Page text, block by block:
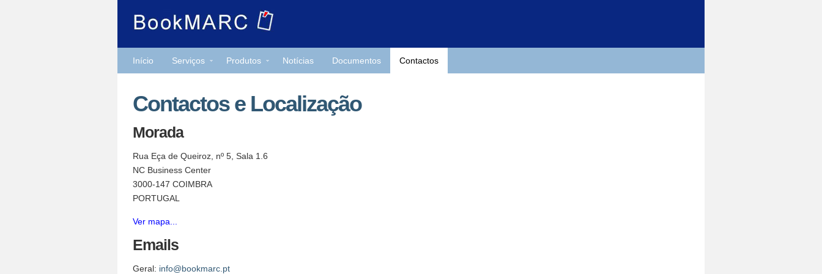
Início Serviços Produtos Notícias Documentos Contactos
Contactose Localização
Morada
Rua Eça de Queiroz, nº 5, Sala 1.6
NC Business Center
3000-147 COIMBRA
PORTUGAL
Ver mapa...
Emails
Geral: info@bookmarc.pt